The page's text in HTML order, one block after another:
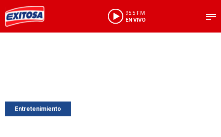
95.5 FM
EN VIVO
Entretenimiento